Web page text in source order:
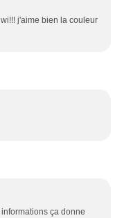
j'aime bien la couleur
ça donne